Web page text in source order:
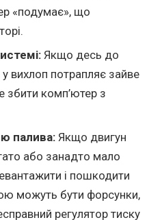
«подумає», що
Якщо десь до
у вихлоп потрапляє зайве
збити комп’ютер з
палива: Якщо двигун
або занадто мало
і пошкодити
можуть бути форсунки,
регулятор тиску